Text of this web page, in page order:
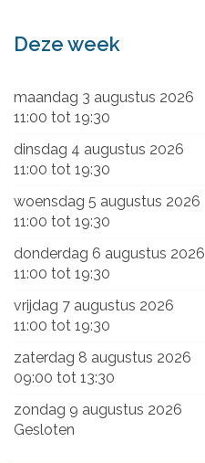
Deze week
maandag 3 augustus 2026
11:00 tot 19:30
dinsdag 4 augustus 2026
11:00 tot 19:30
woensdag 5 augustus 2026
11:00 tot 19:30
donderdag 6 augustus 2026
11:00 tot 19:30
vrijdag 7 augustus 2026
11:00 tot 19:30
zaterdag 8 augustus 2026
09:00 tot 13:30
zondag 9 augustus 2026
Gesloten